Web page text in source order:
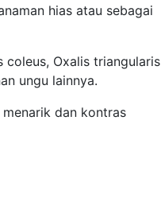
hias atau sebagai
coleus, Oxalis triangularis
ungu lainnya.
dan kontras